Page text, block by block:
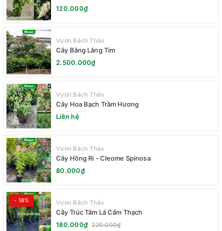
120.000₫
Vườn Bách Thảo
Cây Bằng Lăng Tím
2.500.000₫
Vườn Bách Thảo
Cây Hoa Bạch Trầm Hương
Liên hệ
Vườn Bách Thảo
Cây Hồng Ri - Cleome Spinosa
80.000₫
- 18% Vườn Bách Thảo
Cây Trúc Tăm Lá Cẩm Thạch
180.000₫ 220.000₫